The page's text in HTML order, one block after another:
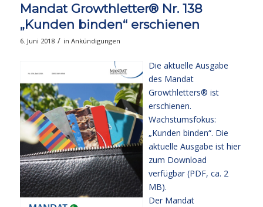
Mandat Growthletter® Nr. 138
„Kunden binden“ erschienen
6. Juni 2018 / in Ankündigungen
Die aktuelle Ausgabe
des Mandat
Growthletters® ist
erschienen.
Wachstumsfokus:
„Kunden binden“. Die
aktuelle Ausgabe ist hier
zum Download
verfügbar (PDF, ca. 2
MB).
Der Mandat